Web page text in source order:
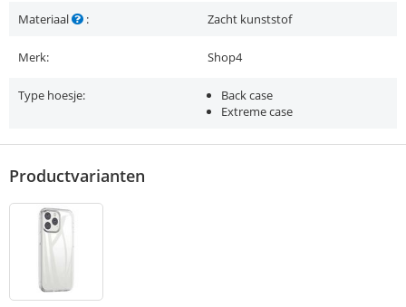
Materiaal : Zacht kunststof
Merk: Shop4
Type hoesje:
Back case
Extreme case
Productvarianten